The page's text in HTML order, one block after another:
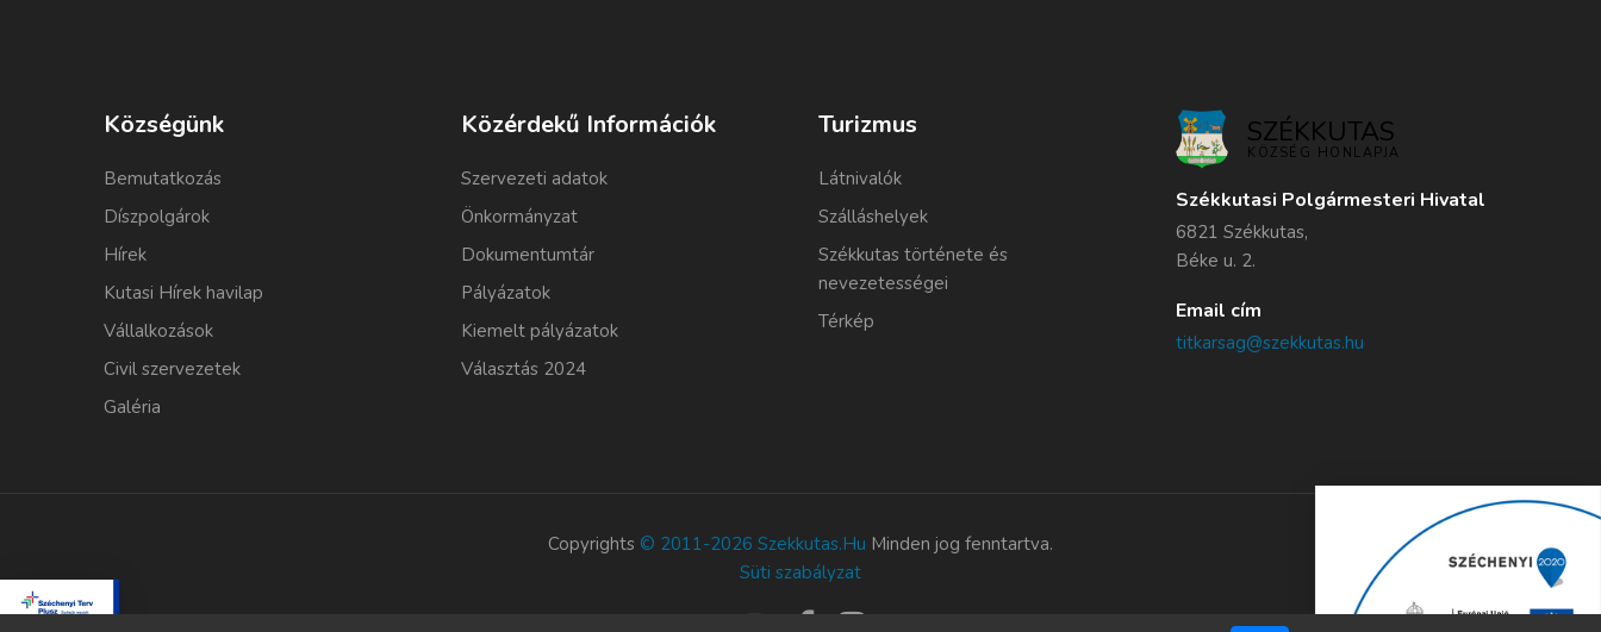
Községünk
Bemutatkozás
Díszpolgárok
Hírek
Kutasi Hírek havilap
Vállalkozások
Civil szervezetek
Galéria
Közérdekű Információk
Szervezeti adatok
Önkormányzat
Dokumentumtár
Pályázatok
Kiemelt pályázatok
Választás 2024
Turizmus
Látnivalók
Szálláshelyek
Székkutas története és
nevezetességei
Térkép
SZÉKKUTAS
KÖZSÉG HONLAPJA
Székkutasi Polgármesteri Hivatal
6821 Székkutas,
Béke u. 2.
Email cím
titkarsag@szekkutas.hu
Copyrights © 2011-2026 Szekkutas.hu Minden jog fenntartva.
Süti szabályzat